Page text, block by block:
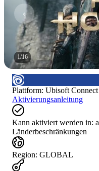
1/16
Plattform: Ubisoft Connect
Aktivierungsanleitung
Kann aktiviert werden in:
Länderbeschränkungen
Region: GLOBAL